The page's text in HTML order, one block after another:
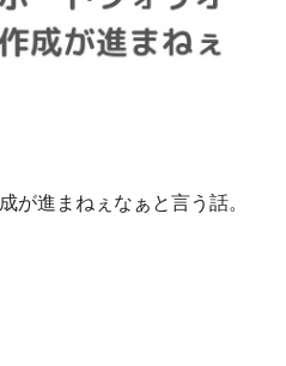
が進まねぇなぁと言う話。